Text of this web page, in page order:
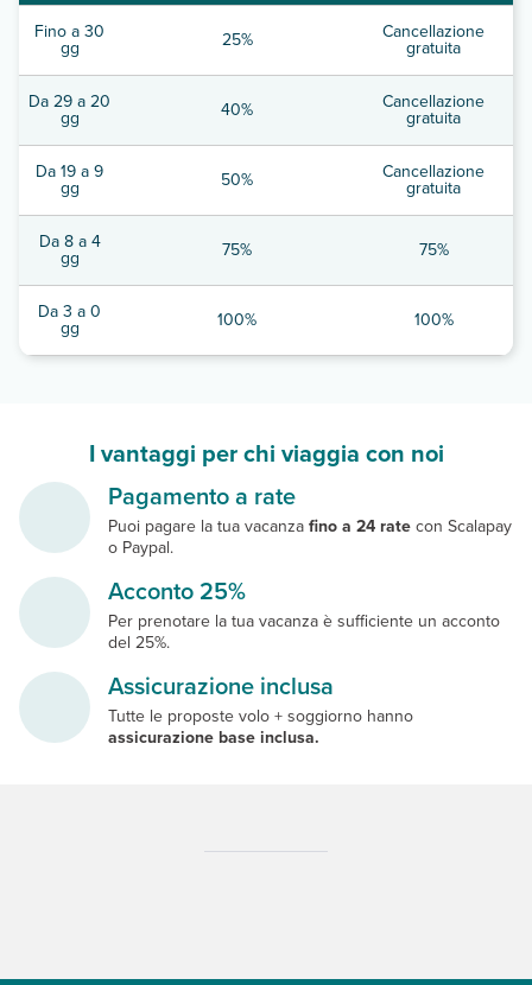
Fino a 30
gg 25% Cancellazione
gratuita
Da 29 a 20
gg 40% Cancellazione
gratuita
Da 19 a 9
gg 50% Cancellazione
gratuita
Da 8 a 4
gg 75% 75%
Da 3 a 0
gg 100% 100%
I vantaggi per chi viaggia con noi
Pagamento a rate
Puoi pagare la tua vacanzafino a 24 ratecon Scalapay
o Paypal.
Acconto 25%
Per prenotare la tua vacanza è sufficiente un acconto
del 25%.
Assicurazione inclusa
Tutte le proposte volo + soggiorno hanno
assicurazione base inclusa.